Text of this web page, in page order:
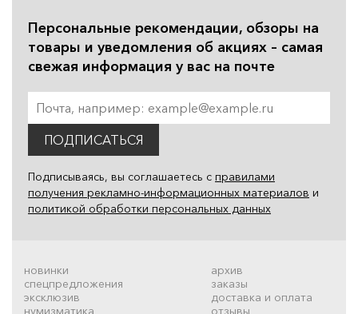
Персональные рекомендации, обзоры на
товары и уведомления об акциях – самая
свежая информация у вас на почте
ПОДПИСАТЬСЯ
Подписываясь, вы соглашаетесь с правилами
получения рекламно-информационных материалов и
политикой обработки персональных данных
новинки
спецпредложения
эксклюзив
нумизматика
архив
заказы
доставка и оплата
отзывы